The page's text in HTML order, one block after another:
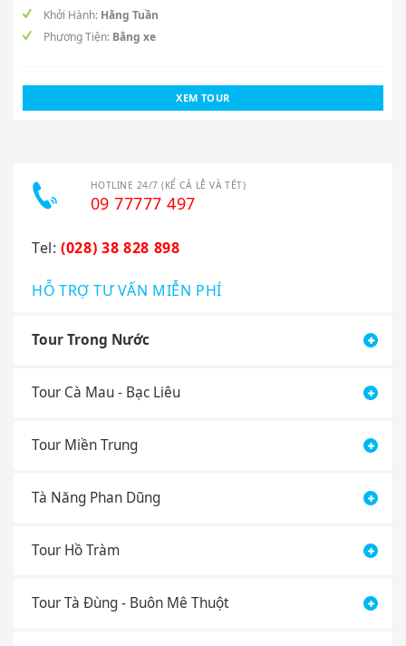
Phương Tiện:Bằng xe
09 77777 497